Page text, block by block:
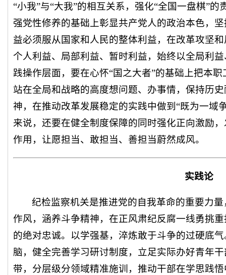
“小我”与“大我”的相互关系，强化“全国一盘棋”
强党性修养的基础上彰显共产党人的政治本色，
益必须服从国家和人民的整体利益，在改革攻坚
个人利益、局部利益、暂时利益，始终以全局利
践操作层面，要在心怀“国之大者”的基础上把本
站在全局和战略的高度想问题、办事情，保持历
神，在推动改革发展稳定的实践中做到“既为一域
来说，还要在健全制度保障的同时强化正向激励
作用，让愿担当、敢担当、善担当蔚然成风。
实践论
纪检监察机关是推进党的自我革命的重要力
作风，涵养斗争精神，在正风肃纪反腐一线勇挑
的绝对忠诚。以学强基，淬炼敢于斗争的过硬底
脑，健全完善学习研讨制度，立足实际办好青年
带，分层级分领域精准施训，推动干部在学思践